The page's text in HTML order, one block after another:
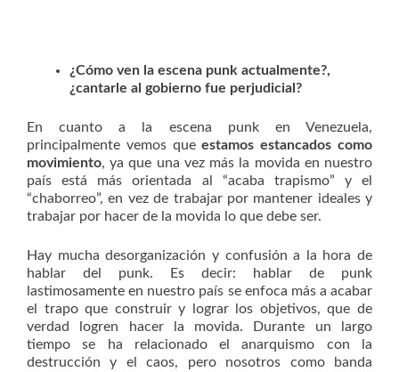
¿Cómo ven la escena punk actualmente?,
¿cantarle al gobierno fue perjudicial?
En cuanto a la escena punk en Venezuela,
principalmente vemos queestamos estancados como
movimiento, ya que una vez más la movida en nuestro
país está más orientada al “acaba trapismo” y el
“chaborreo”, en vez de trabajar por mantener ideales y
trabajar por hacer de la movida lo que debe ser.
Hay mucha desorganización y confusión a la hora de
hablar del punk. Es decir: hablar de punk
lastimosamente en nuestro país se enfoca más a acabar
el trapo que construir y lograr los objetivos, que de
verdad logren hacer la movida. Durante un largo
tiempo se ha relacionado el anarquismo con la
destrucción y el caos, pero nosotros como banda